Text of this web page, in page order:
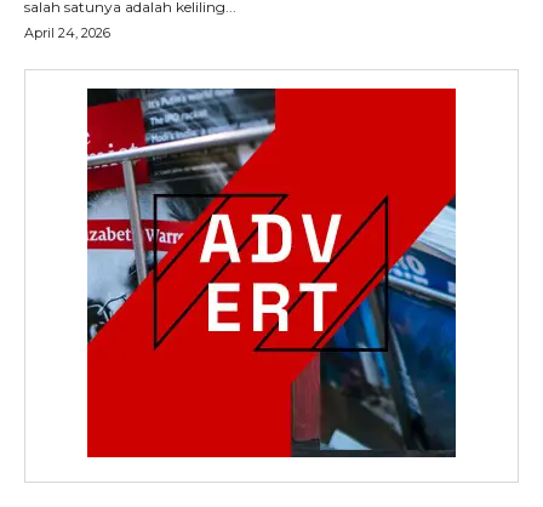
salah satunya adalah keliling...
April 24, 2026